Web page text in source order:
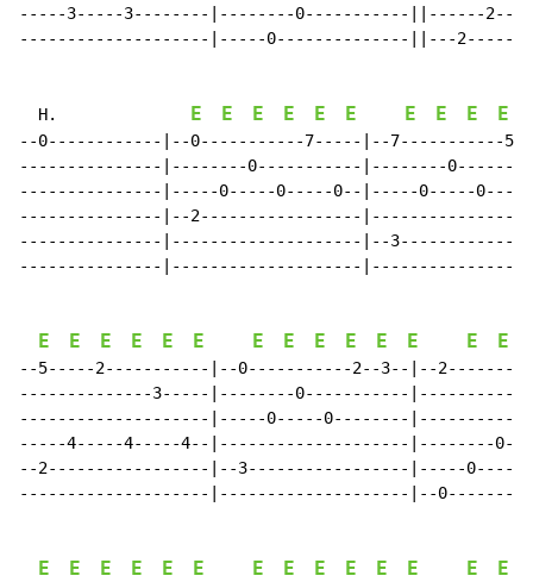
-----3-----3--------|--------0-----------||------
--------------------|-----0--------------||---
  H.
E E E E E E E E E E
--0------------|--0-----------7-----|--7-----------
---------------|--------0-----------|--------
---------------|-----0-----0-----0--|-----0-----
---------------|--2-----------------
---------------|--------------------|--
---------------|--------------------
E E E E E E E E E E E E E E
--5-----2-----------|--0-----------2--3--|--
--------------3-----|--------0-----------
--------------------|-----0-----0--------
-----4-----4-----4--|--------------------|--------
--2-----------------|--3-----------------|-----0-----
--------------------|--------------------|--
E E E E E E E E E E E E E E